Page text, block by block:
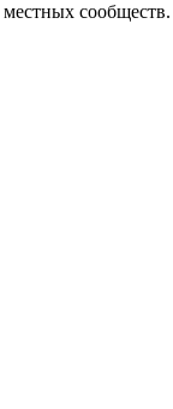
сообществ.